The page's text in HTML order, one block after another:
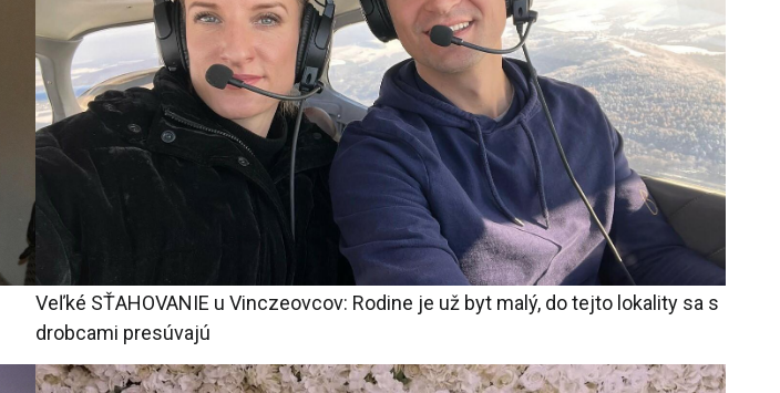
Veľké SŤAHOVANIE u Vinczeovcov: Rodine je už byt malý, do tejto lokality sa s
drobcami presúvajú